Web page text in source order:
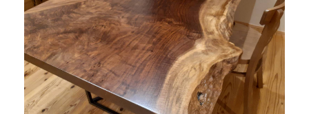
商品情報
直営店
イベント